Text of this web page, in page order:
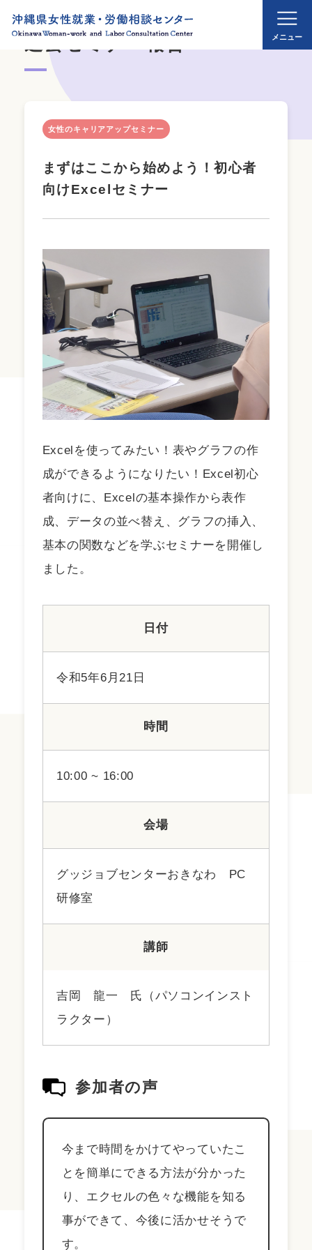
過去セミナー報告
女性のキャリアアップセミナー
まずはここから始めよう！初心者
向けExcelセミナー
Excelを使ってみたい！表やグラフの作
成ができるようになりたい！Excel初心
者向けに、Excelの基本操作から表作
成、データの並べ替え、グラフの挿入、
基本の関数などを学ぶセミナーを開催し
ました。
日付
令和5年6月21日
時間
10:00 ~ 16:00
会場
グッジョブセンターおきなわ PC
研修室
講師
吉岡 龍一 氏（パソコンインスト
ラクター）
参加者の声
今まで時間をかけてやっていたこ
とを簡単にできる方法が分かった
り、エクセルの色々な機能を知る
事ができて、今後に活かせそうで
す。